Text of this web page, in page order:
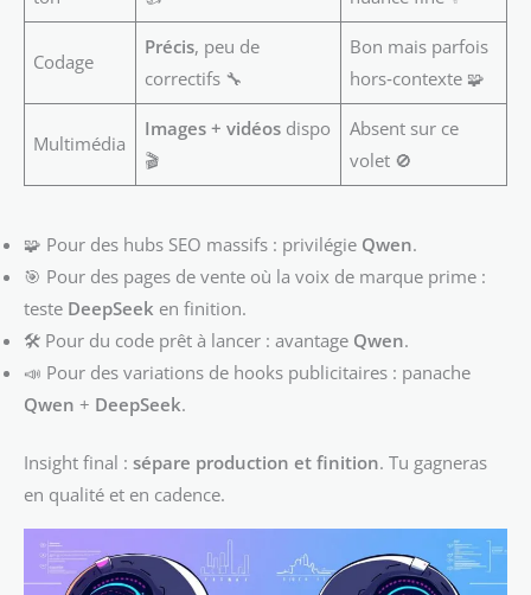
Codage
Précis, peu de
correctifs 🔧
Bon mais parfois
hors‑contexte 🧩
Multimédia
Images + vidéos dispo
🎬
Absent sur ce
volet 🚫
🧩 Pour des hubs SEO massifs : privilégie Qwen.
🎯 Pour des pages de vente où la voix de marque prime :
teste DeepSeek en finition.
🛠️ Pour du code prêt à lancer : avantage Qwen.
📣 Pour des variations de hooks publicitaires : panache
Qwen + DeepSeek.
Insight final : sépare production et finition. Tu gagneras
en qualité et en cadence.